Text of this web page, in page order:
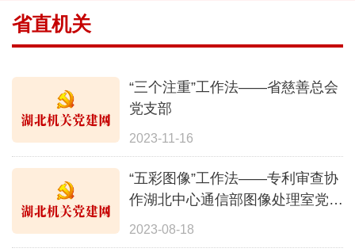
省直机关
“三个注重”工作法——省慈善总会
党支部
2023-11-16
“五彩图像”工作法——专利审查协
作湖北中心通信部图像处理室党支
部
2023-08-18